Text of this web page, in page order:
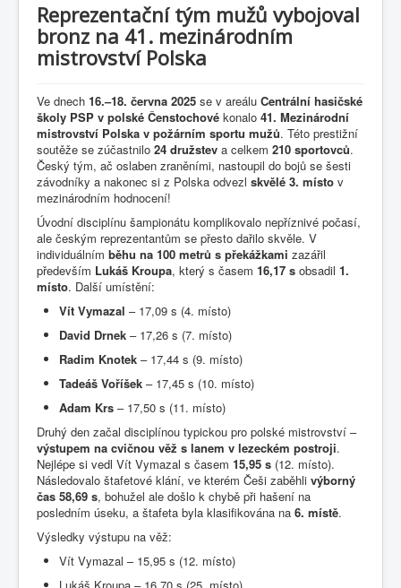
Reprezentační tým mužů vybojoval
bronz na 41. mezinárodním
mistrovství Polska
Ve dnech 16.–18. června 2025 se v areálu Centrální hasičské
školy PSP v polské Čenstochové konalo 41. Mezinárodní
mistrovství Polska v požárním sportu mužů. Této prestižní
soutěže se zúčastnilo 24 družstev a celkem 210 sportovců.
Český tým, ač oslaben zraněními, nastoupil do bojů se šesti
závodníky a nakonec si z Polska odvezl skvělé 3. místo v
mezinárodním hodnocení!
Úvodní disciplínu šampionátu komplikovalo nepříznivé počasí,
ale českým reprezentantům se přesto dařilo skvěle. V
individuálním běhu na 100 metrů s překážkami zazářil
především Lukáš Kroupa, který s časem 16,17 s obsadil 1.
místo. Další umístění:
Vít Vymazal – 17,09 s (4. místo)
David Drnek – 17,26 s (7. místo)
Radim Knotek – 17,44 s (9. místo)
Tadeáš Voříšek – 17,45 s (10. místo)
Adam Krs – 17,50 s (11. místo)
Druhý den začal disciplínou typickou pro polské mistrovství –
výstupem na cvičnou věž s lanem v lezeckém postroji.
Nejlépe si vedl Vít Vymazal s časem 15,95 s (12. místo).
Následovalo štafetové klání, ve kterém Češi zaběhli výborný
čas 58,69 s, bohužel ale došlo k chybě při hašení na
posledním úseku, a štafeta byla klasifikována na 6. místě.
Výsledky výstupu na věž:
Vít Vymazal – 15,95 s (12. místo)